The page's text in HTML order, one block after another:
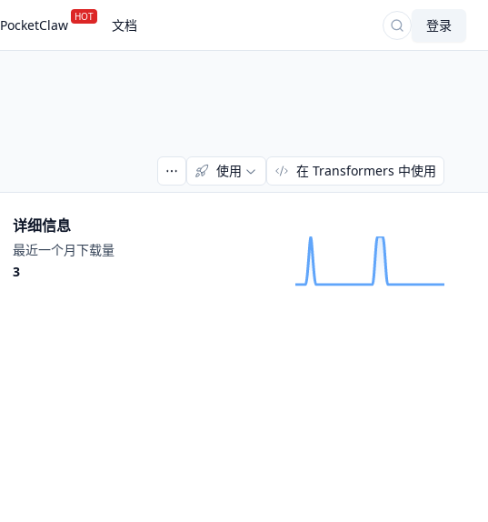
PocketClaw HOT 文档 登录
使用 在 Transformers 中使用
详细信息
最近一个月下载量
3